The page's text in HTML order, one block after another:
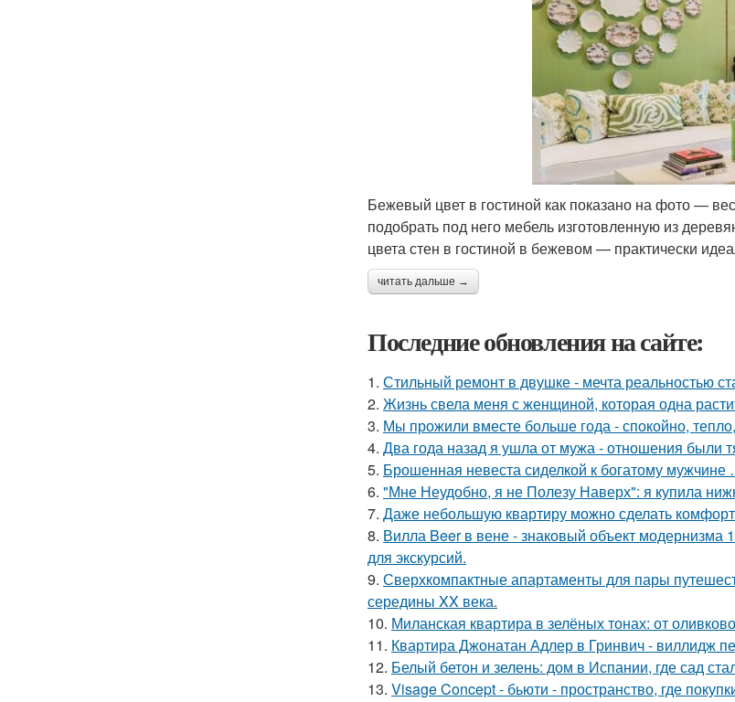
Бежевый цвет в гостиной как показано на фото —
подобрать под него мебель изготовленную из
цвета стен в гостиной в бежевом — практически
читать дальше →
Последние обновления на сайте:
1. Стильный ремонт в двушке - мечта реальностью
2. Жизнь свела меня с женщиной, которая одна
3. Мы прожили вместе больше года - спокойно,
4. Два года назад я ушла от мужа - отношения были
5. Брошенная невеста сиделкой к богатому мужчине
6. "Мне Неудобно, я не Полезу Наверх": я купила
7. Даже небольшую квартиру можно сделать
8. Вилла Beer в вене - знаковый объект модернизма
для экскурсий.
9. Сверхкомпактные апартаменты для пары
середины XX века.
10. Миланская квартира в зелёных тонах: от
11. Квартира Джонатан Адлер в Гринвич - виллидж
12. Белый бетон и зелень: дом в Испании, где сад
13. Visage Concept - бьюти - пространство, где